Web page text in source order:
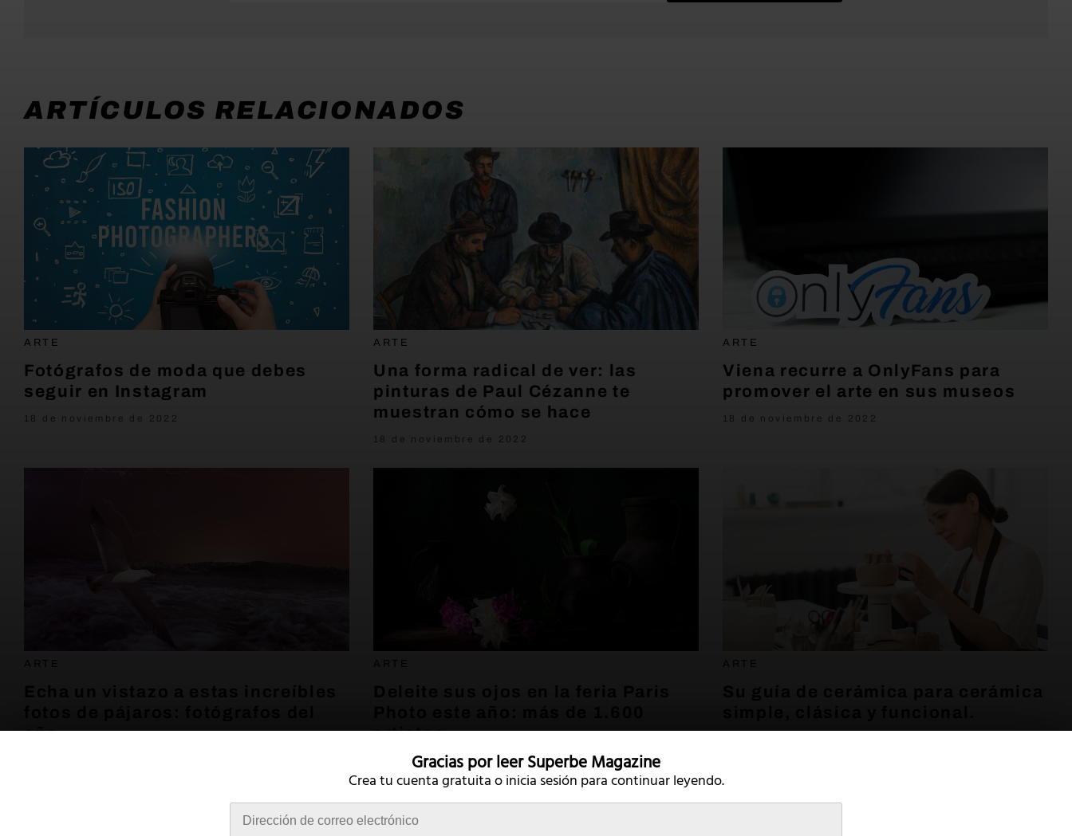
ARTÍCULOS RELACIONADOS
ARTE
Fotógrafos de moda que debes
seguir en Instagram
18 de noviembre de 2022
ARTE
Una forma radical de ver: las
pinturas de Paul Cézanne te
muestran cómo se hace
18 de noviembre de 2022
ARTE
Viena recurre a OnlyFans para
promover el arte en sus museos
18 de noviembre de 2022
año.
artistas
18 de noviembre de 2022
Gracias por leerSuperbe Magazine
Crea tu cuenta gratuita oinicia sesión para continuar leyendo.